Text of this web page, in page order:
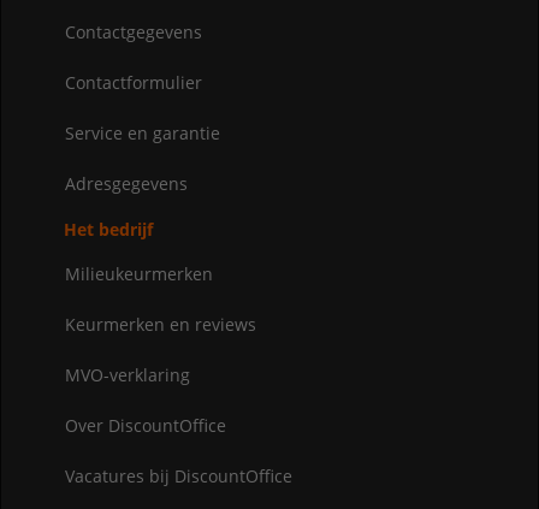
Contactgegevens
Contactformulier
Service en garantie
Adresgegevens
Het bedrijf
Milieukeurmerken
Keurmerken en reviews
MVO-verklaring
Over DiscountOffice
Vacatures bij DiscountOffice